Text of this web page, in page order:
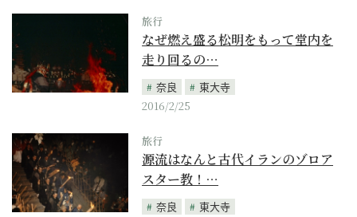
旅行
なぜ燃え盛る松明をもって堂内を
走り回るの…
奈良
東大寺
2016/2/25
旅行
源流はなんと古代イランのゾロア
スター教！…
奈良
東大寺